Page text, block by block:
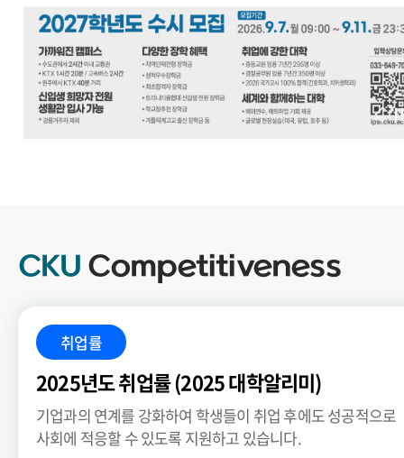
CKU Competitiveness
취업률
2025년도 취업률 (2025 대학알리미)
기업과의 연계를 강화하여 학생들이 취업 후에도 성공적으로
사회에 적응할 수 있도록 지원하고 있습니다.